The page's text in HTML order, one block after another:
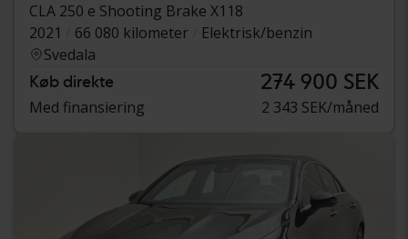
CLA 250 e Shooting Brake X118
2021
66 080 kilometer
Elektrisk/benzin
Svedala
Køb direkte 274 900 SEK
Med finansiering 2 343 SEK/måned